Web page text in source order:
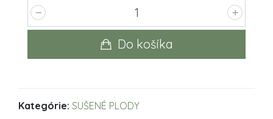
Do košíka
Kategórie: SUŠENÉ PLODY